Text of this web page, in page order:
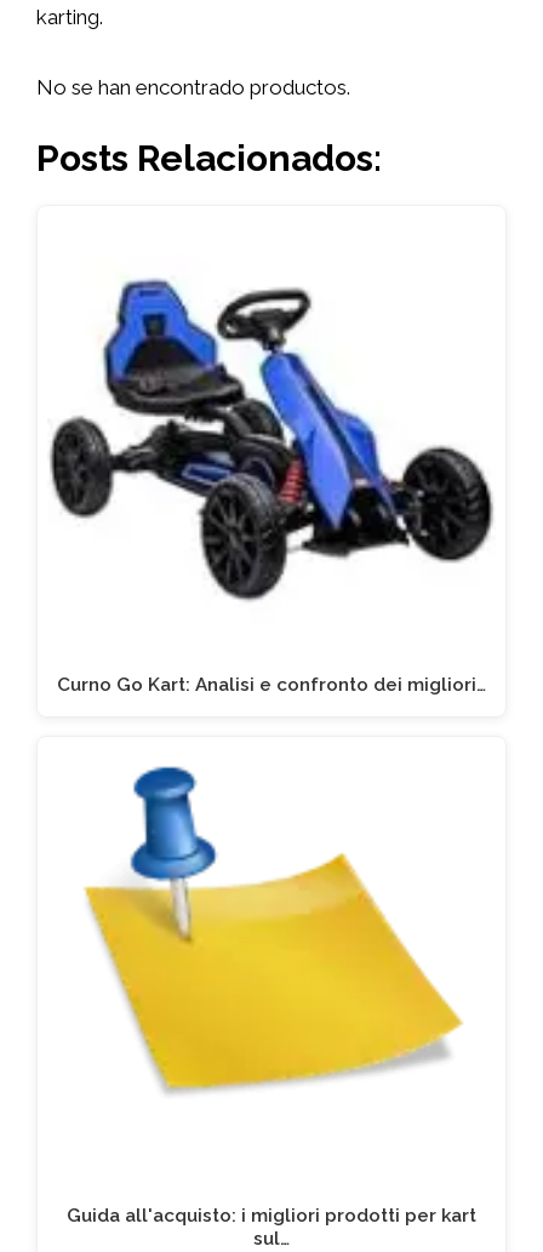
karting.
No se han encontrado productos.
Posts Relacionados:
Curno Go Kart: Analisi e confronto dei migliori…
Guida all'acquisto: i migliori prodotti per kart
sul…